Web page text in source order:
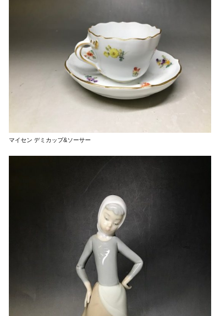
マイセン デミカップ&ソーサー